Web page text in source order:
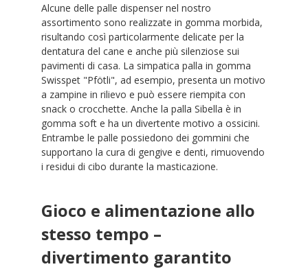
Alcune delle palle dispenser nel nostro
assortimento sono realizzate in gomma morbida,
risultando così particolarmente delicate per la
dentatura del cane e anche più silenziose sui
pavimenti di casa. La simpatica palla in gomma
Swisspet "Pfötli", ad esempio, presenta un motivo
a zampine in rilievo e può essere riempita con
snack o crocchette. Anche la palla Sibella è in
gomma soft e ha un divertente motivo a ossicini.
Entrambe le palle possiedono dei gommini che
supportano la cura di gengive e denti, rimuovendo
i residui di cibo durante la masticazione.
Gioco e alimentazione allo
stesso tempo –
divertimento garantito